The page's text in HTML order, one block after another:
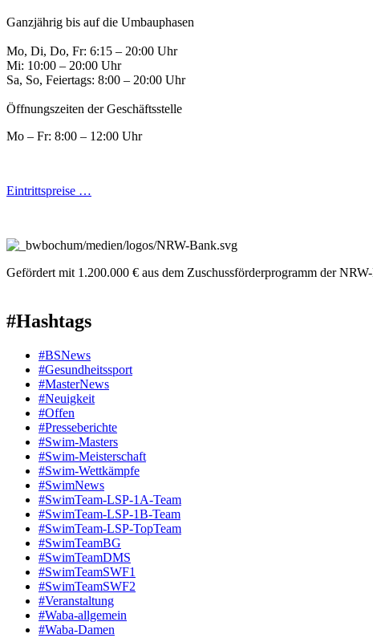
Ganzjährig bis auf die Umbauphasen
Mo, Di, Do, Fr: 6:15 – 20:00 Uhr
Mi: 10:00 – 20:00 Uhr
Sa, So, Feiertags: 8:00 – 20:00 Uhr
Öffnungszeiten der Geschäftsstelle
Mo – Fr: 8:00 – 12:00 Uhr
Eintrittspreise …
Gefördert mit 1.200.000 € aus dem Zuschussförderprogramm der
#Hashtags
#BSNews
#Gesundheitssport
#MasterNews
#Neuigkeit
#Offen
#Presse­berichte
#Swim-Masters
#Swim-Meister­schaft
#Swim-Wett­kämpfe
#SwimNews
#SwimTeam-LSP-1A-Team
#SwimTeam-LSP-1B-Team
#SwimTeam-LSP-TopTeam
#SwimTeamBG
#SwimTeamDMS
#SwimTeamSWF1
#SwimTeamSWF2
#Veranstaltung
#Waba-allgemein
#Waba-Damen